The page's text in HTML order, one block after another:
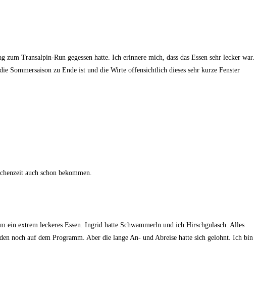
Transalpin-Run gegessen hatte. Ich erinnere mich, dass das Essen sehr lecker war.
Sommersaison zu Ende ist und die Wirte offensichtlich dieses sehr kurze Fenster
auch schon bekommen.
extrem leckeres Essen. Ingrid hatte Schwammerln und ich Hirschgulasch. Alles
noch auf dem Programm. Aber die lange An- und Abreise hatte sich gelohnt. Ich bin